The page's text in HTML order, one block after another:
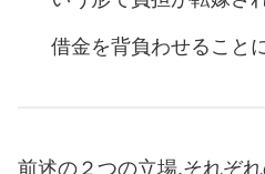
借金を背負わせること
前述の２つの立場,それぞ